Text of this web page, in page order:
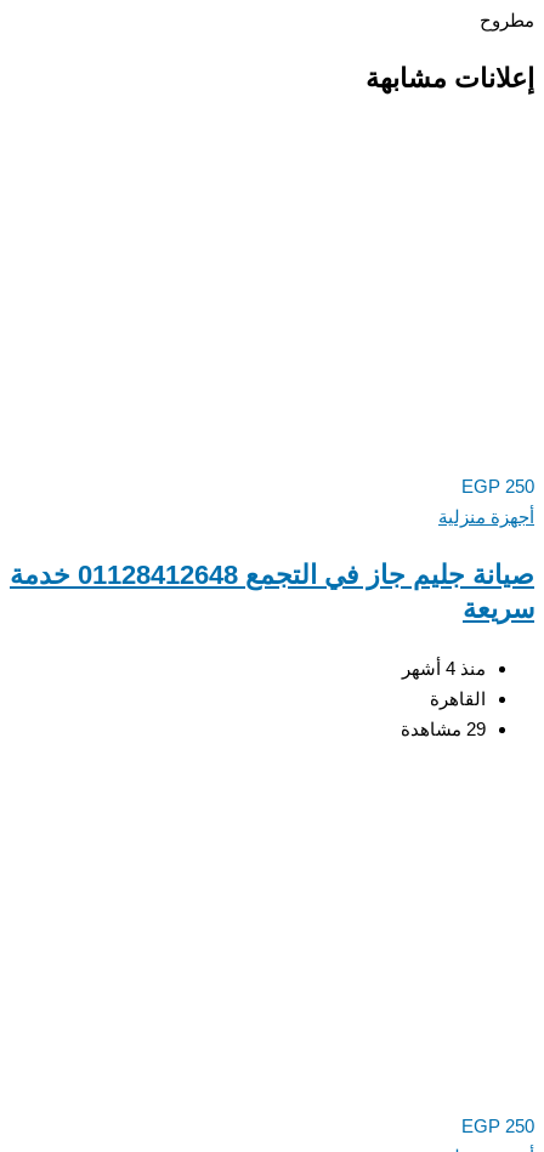
مشابهة
EGP
منزلية
صيانة جليم جاز في التجمع 01128412648 خدمة
منذ 4 أشهر
القاهرة
EGP